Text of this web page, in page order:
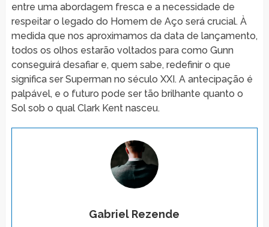
entre uma abordagem fresca e a necessidade de
respeitar o legado do Homem de Aço será crucial. À
medida que nos aproximamos da data de lançamento,
todos os olhos estarão voltados para como Gunn
conseguirá desafiar e, quem sabe, redefinir o que
significa ser Superman no século XXI. A antecipação é
palpável, e o futuro pode ser tão brilhante quanto o
Sol sob o qual Clark Kent nasceu.
Gabriel Rezende